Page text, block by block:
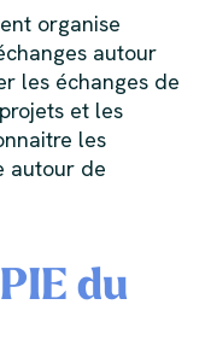
organise
autour
les échanges de
et les
les
autour de
du